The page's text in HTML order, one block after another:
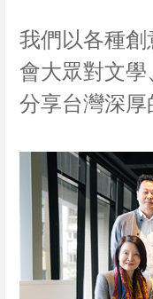
我們以各種
會大眾對文
分享台灣深厚